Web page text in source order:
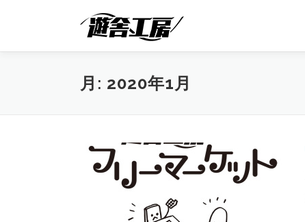
ン
月: 2020年1月